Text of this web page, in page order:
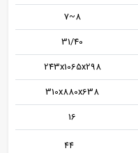
8~7
31/40
243x1065x298
310x880x638
16
44